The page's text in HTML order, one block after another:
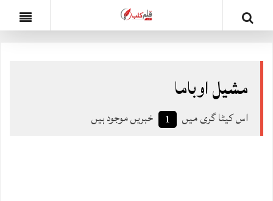
مشیل اوباما
اس کیٹا گری میں 1 خبریں موجود ہیں